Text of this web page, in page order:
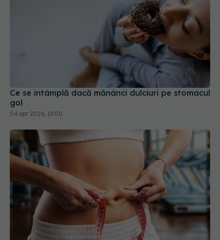
Ce se întâmplă dacă mănânci dulciuri pe stomacul
Rețeta de slăbit care "funcționează pentru toată
lumea". Bilic: Acest aliment e soluția!
09 ian 2026, 13:10